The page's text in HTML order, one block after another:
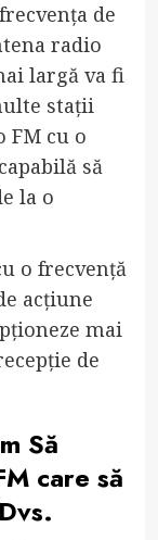
de
radio
largă va fi
stații
FM cu o
să
la o
o frecvență
acțiune
mai
de
Să
care să